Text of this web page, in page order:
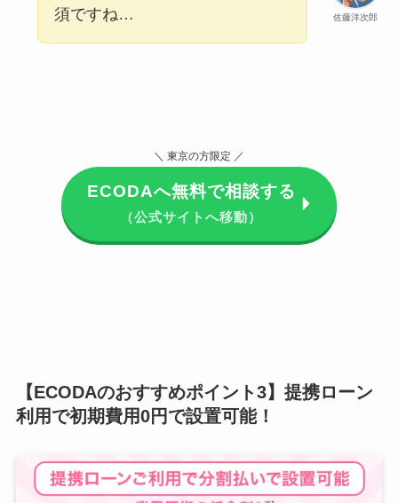
佐藤洋次郎
須ですね…
＼ 東京の方限定 ／
ECODAへ無料で相談する
（公式サイトへ移動）
【ECODAのおすすめポイント3】提携ローン
利用で初期費用0円で設置可能！